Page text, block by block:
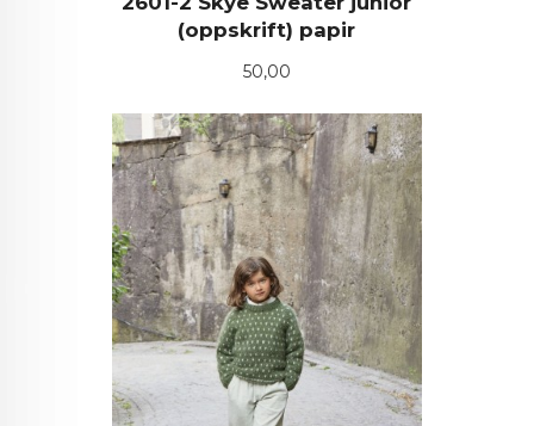
(oppskrift) papir
Pris
50,00